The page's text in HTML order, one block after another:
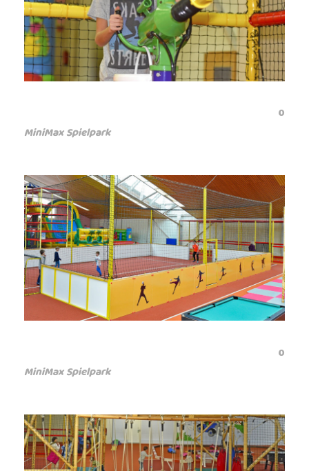
0
MiniMax Spielpark
0
MiniMax Spielpark